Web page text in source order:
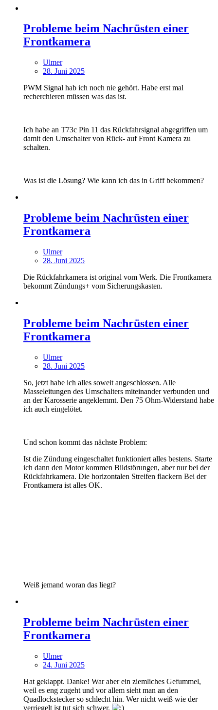
Probleme beim Nachrüsten einer
Frontkamera
Ulmer
28. Juni 2025
PWM Signal hab ich noch nie gehört. Habe erst mal
recherchieren müssen was das ist.
Ich habe an T73c Pin 11 das Rückfahrsignal abgegriffen um
damit den Umschalter von Rück- auf Front Kamera zu
schalten.
Was ist die Lösung? Wie kann ich das in Griff bekommen?
Probleme beim Nachrüsten einer
Frontkamera
Ulmer
28. Juni 2025
Die Rückfahrkamera ist original vom Werk. Die Frontkamera
bekommt Zündungs+ vom Sicherungskasten.
Probleme beim Nachrüsten einer
Frontkamera
Ulmer
28. Juni 2025
So, jetzt habe ich alles soweit angeschlossen. Alle
Masseleitungen des Umschalters miteinander verbunden und
an der Karosserie angeklemmt. Den 75 Ohm-Widerstand habe
ich auch eingelötet.
Und schon kommt das nächste Problem:
Ist die Zündung eingeschaltet funktioniert alles bestens. Starte
ich dann den Motor kommen Bildstörungen, aber nur bei der
Rückfahrkamera. Die horizontalen Streifen flackern Bei der
Frontkamera ist alles OK.
Weiß jemand woran das liegt?
Probleme beim Nachrüsten einer
Frontkamera
Ulmer
24. Juni 2025
Hat geklappt. Danke! War aber ein ziemliches Gefummel,
weil es eng zugeht und vor allem sieht man an den
Quadlockstecker so schlecht hin. Wer nicht weiß wie der
verriegelt ist tut sich schwer.